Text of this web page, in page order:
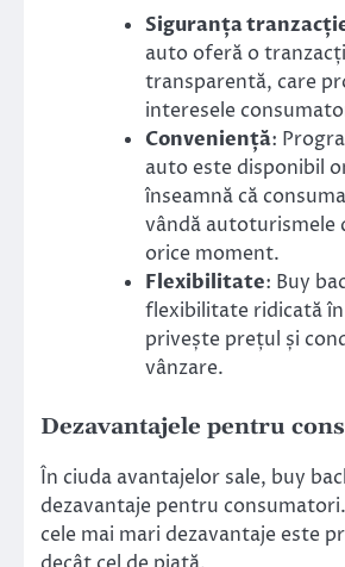
Siguranța
auto oferă o
transparentă, care
interesele
Conveniență:
auto este disponibil
înseamnă că
vândă autoturismele
orice moment.
Flexibilitate: Buy
flexibilitate ridicată în
privește prețul și
vânzare.
Dezavantajele pentru
În ciuda avantajelor sale, buy
dezavantaje pentru
cele mai mari dezavantaje este